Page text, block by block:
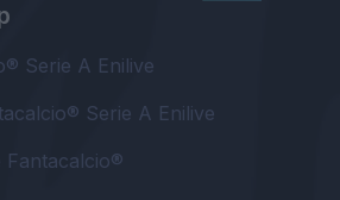
Serie A Enilive
Serie A Enilive
Fantacalcio®